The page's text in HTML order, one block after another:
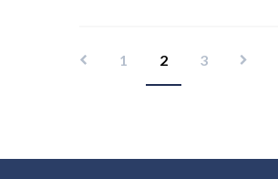
1 2 3